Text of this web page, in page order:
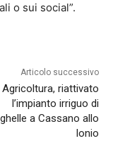
o sui social”.
Articolo successivo
Agricoltura, riattivato
l’impianto irriguo di
a Cassano allo
Ionio